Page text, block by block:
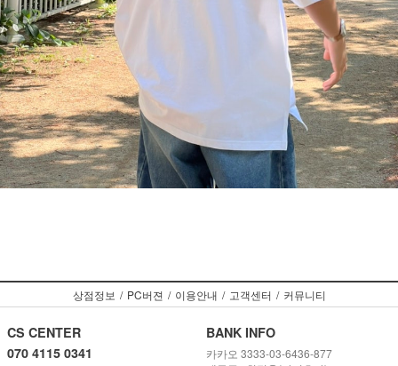
상점정보 / PC버젼 / 이용안내 / 고객센터 / 커뮤니티
CS CENTER
070 4115 0341
BANK INFO
카카오 3333-03-6436-877